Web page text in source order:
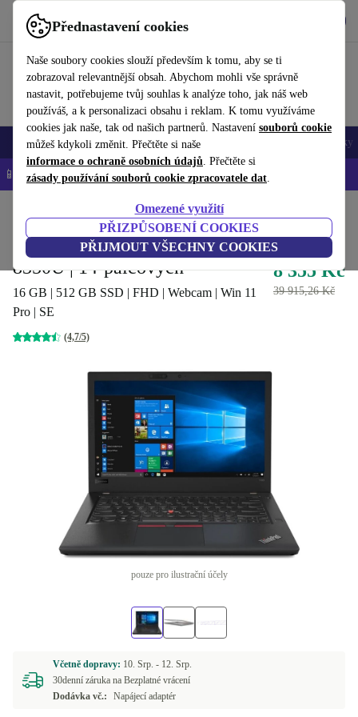
Přednastavení cookies
Naše soubory cookies slouží především k tomu, aby se ti
zobrazoval relevantnější obsah. Abychom mohli vše správně
nastavit, potřebujeme tvůj souhlas k analýze toho, jak náš web
používáš, a k personalizaci obsahu i reklam. K tomu využíváme
cookies jak naše, tak od našich partnerů. Nastavení souborů cookie
můžeš kdykoli změnit. Přečtěte si naše
informace o ochraně osobních údajů. Přečtěte si
zásady používání souborů cookie zpracovatele dat.
Omezené využití
PŘIZPŮSOBENÍ COOKIES
PŘIJMOUT VŠECHNY COOKIES
Používejte refurbed rychle a snadno
Mobily a smartphony Notebooky Tablety Doplňky
📱 -5 % NAVÍC na všechny iPhony – kód: IPHONEDEAL-
Notebooky Notebooky Lenovo
Lenovo ThinkPad T480 | i5-
8350U | 14-palcových
16 GB | 512 GB SSD | FHD | Webcam | Win 11
Pro | SE
(4,7/5)
8 355 Kč
39 915,26 Kč
pouze pro ilustrační účely
Včetně dopravy: 10. Srp. - 12. Srp.
30denní záruka na Bezplatné vrácení
Dodávka vč.:
Napájecí adaptér